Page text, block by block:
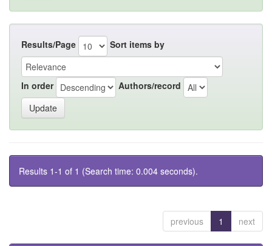
Results/Page Sort items by
In order Authors/record
Results 1-1 of 1 (Search time: 0.004 seconds).
previous 1 next